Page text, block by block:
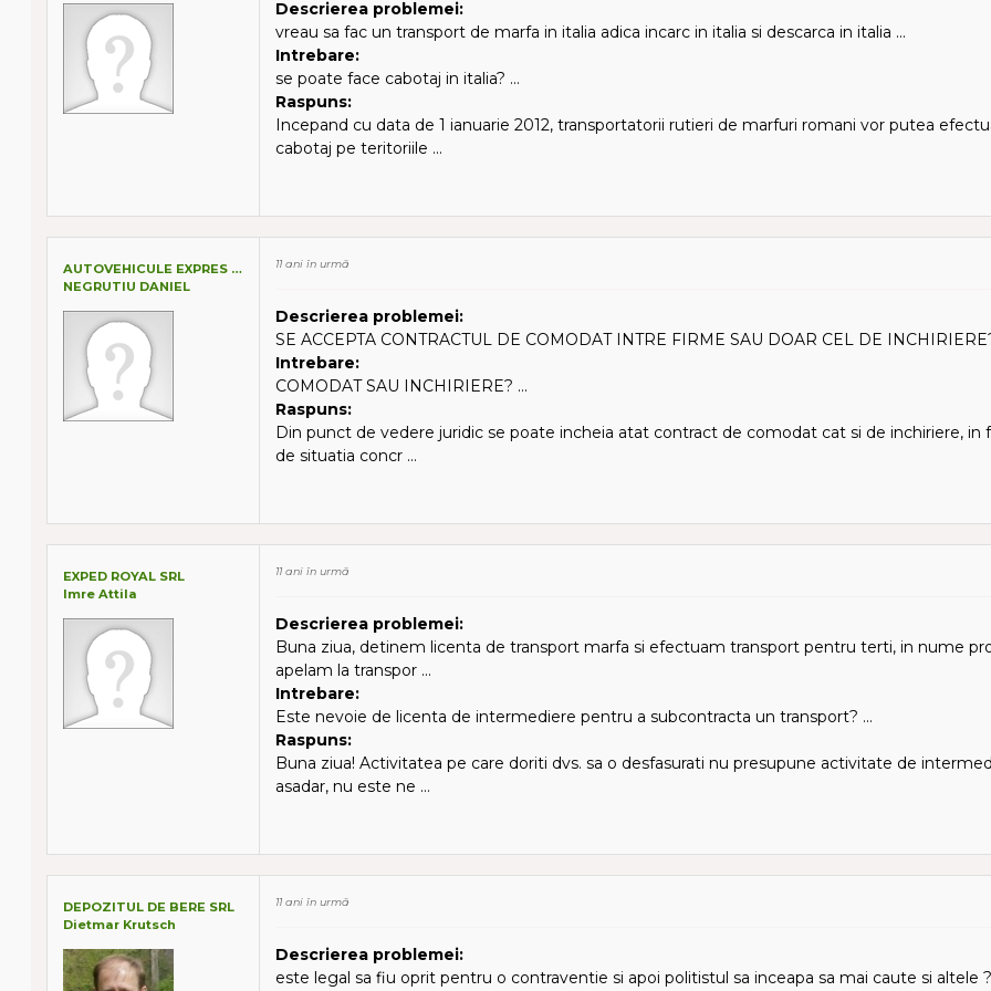
Descrierea problemei:
vreau sa fac un transport de marfa in italia adica incarc in italia si descarca in italia ...
Intrebare:
se poate face cabotaj in italia? ...
Raspuns:
Incepand cu data de 1 ianuarie 2012, transportatorii rutieri de marfuri romani vor putea
cabotaj pe teritoriile ...
AUTOVEHICULE EXPRES SRL
NEGRUTIU DANIEL
11 ani în urmă
Descrierea problemei:
SE ACCEPTA CONTRACTUL DE COMODAT INTRE FIRME SAU DOAR CEL DE
Intrebare:
COMODAT SAU INCHIRIERE? ...
Raspuns:
Din punct de vedere juridic se poate incheia atat contract de comodat cat si de inchiriere, in
de situatia concr ...
EXPED ROYAL SRL
Imre Attila
11 ani în urmă
Descrierea problemei:
Buna ziua, detinem licenta de transport marfa si efectuam transport pentru terti, in nume
apelam la transpor ...
Intrebare:
Este nevoie de licenta de intermediere pentru a subcontracta un transport? ...
Raspuns:
Buna ziua! Activitatea pe care doriti dvs. sa o desfasurati nu presupune activitate de
asadar, nu este ne ...
DEPOZITUL DE BERE SRL
Dietmar Krutsch
11 ani în urmă
Descrierea problemei:
este legal sa fiu oprit pentru o contraventie si apoi politistul sa inceapa sa mai caute si altele